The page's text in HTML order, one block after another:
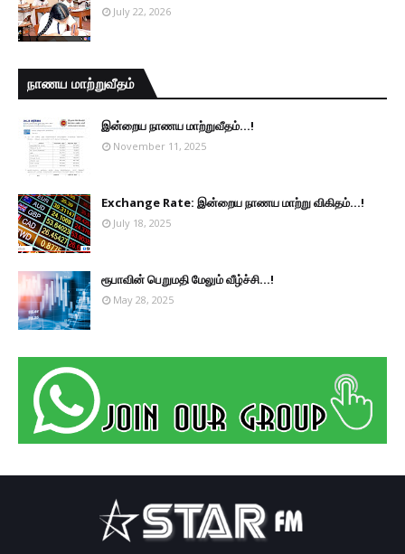
July 22, 2026
நாணய மாற்றுவீதம்
இன்றைய நாணய மாற்றுவீதம்...!
November 11, 2025
Exchange Rate: இன்றைய நாணய மாற்று விகிதம்...!
July 18, 2025
ரூபாவின் பெறுமதி மேலும் வீழ்ச்சி...!
May 28, 2025